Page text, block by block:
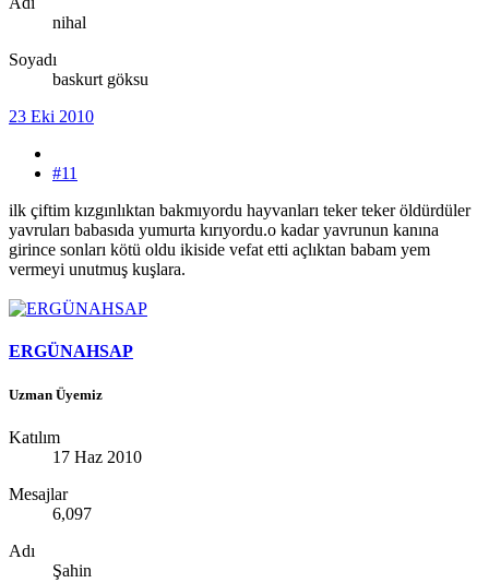
nihal
Soyadı
baskurt göksu
23 Eki 2010
#11
ilk çiftim kızgınlıktan bakmıyordu hayvanları teker teker öldürdüler
yavruları babasıda yumurta kırıyordu.o kadar yavrunun kanına
girince sonları kötü oldu ikiside vefat etti açlıktan babam yem
vermeyi unutmuş kuşlara.
ERGÜNAHSAP
Uzman Üyemiz
Katılım
17 Haz 2010
Mesajlar
6,097
Adı
Şahin